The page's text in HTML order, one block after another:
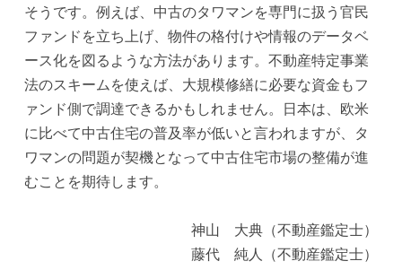
そうです。例えば、中古のタワマンを専門に扱う官民
ファンドを立ち上げ、物件の格付けや情報のデータベ
ース化を図るような方法があります。不動産特定事業
法のスキームを使えば、大規模修繕に必要な資金もフ
ァンド側で調達できるかもしれません。日本は、欧米
に比べて中古住宅の普及率が低いと言われますが、タ
ワマンの問題が契機となって中古住宅市場の整備が進
むことを期待します。
神山 大典（不動産鑑定士）
藤代 純人（不動産鑑定士）